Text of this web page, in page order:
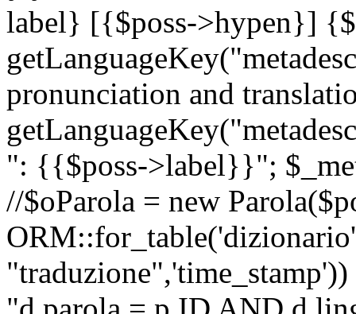
label} [{$poss->hypen}]
pronunciation and
": {{$poss->label}}";
//$oParola = new